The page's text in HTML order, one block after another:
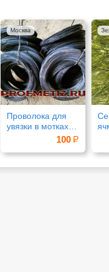
Проволока для
увязки в мотках
100
Москва